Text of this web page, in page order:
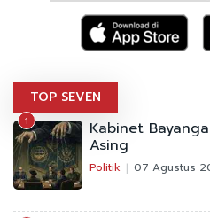
TOP SEVEN
1 Kabinet
Asing
Politik 07 Agustus